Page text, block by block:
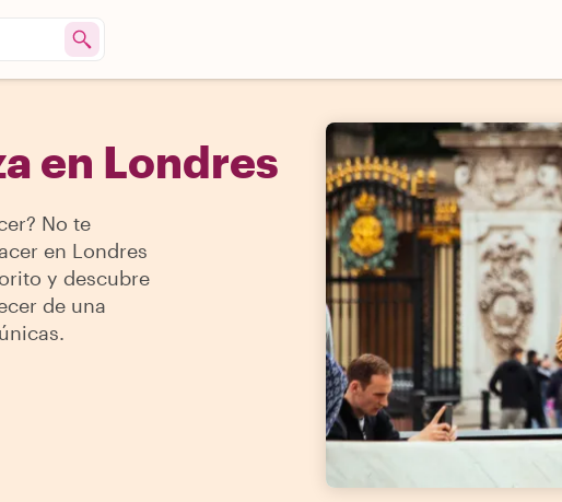
en Londres
No te
en Londres
y descubre
de una